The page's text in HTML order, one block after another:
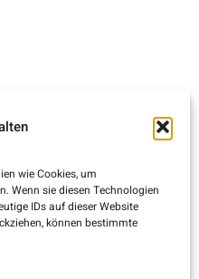
wie Cookies, um
Wenn sie diesen Technologien
IDs auf dieser Website
können bestimmte